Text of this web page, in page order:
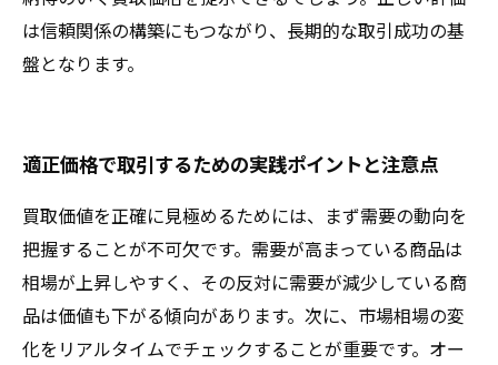
は信頼関係の構築にもつながり、長期的な取引成功の基
盤となります。
適正価格で取引するための実践ポイントと注意点
買取価値を正確に見極めるためには、まず需要の動向を
把握することが不可欠です。需要が高まっている商品は
相場が上昇しやすく、その反対に需要が減少している商
品は価値も下がる傾向があります。次に、市場相場の変
化をリアルタイムでチェックすることが重要です。オー